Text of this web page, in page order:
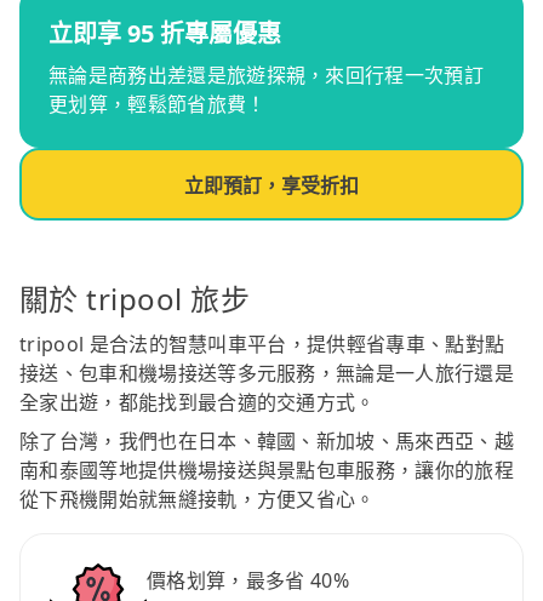
立即享 95 折專屬優惠
無論是商務出差還是旅遊探親，來回行程一次預訂
更划算，輕鬆節省旅費！
立即預訂，享受折扣
關於 tripool 旅步
tripool 是合法的智慧叫車平台，提供輕省專車、點對點
接送、包車和機場接送等多元服務，無論是一人旅行還是
全家出遊，都能找到最合適的交通方式。
除了台灣，我們也在日本、韓國、新加坡、馬來西亞、越
南和泰國等地提供機場接送與景點包車服務，讓你的旅程
從下飛機開始就無縫接軌，方便又省心。
價格划算，最多省 40%